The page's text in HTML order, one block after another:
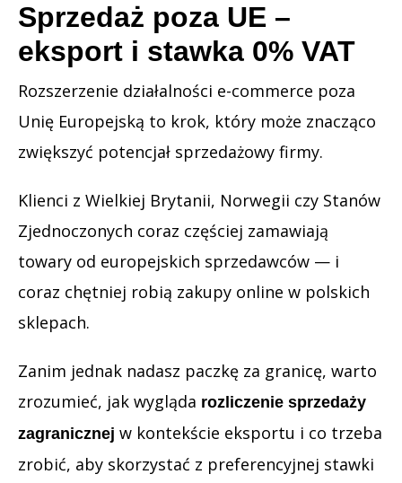
Sprzedaż poza UE –
eksport i stawka 0% VAT
Rozszerzenie działalności e-commerce poza
Unię Europejską to krok, który może znacząco
zwiększyć potencjał sprzedażowy firmy.
Klienci z Wielkiej Brytanii, Norwegii czy Stanów
Zjednoczonych coraz częściej zamawiają
towary od europejskich sprzedawców — i
coraz chętniej robią zakupy online w polskich
sklepach.
Zanim jednak nadasz paczkę za granicę, warto
zrozumieć, jak wygląda rozliczenie sprzedaży
zagranicznej w kontekście eksportu i co trzeba
zrobić, aby skorzystać z preferencyjnej stawki